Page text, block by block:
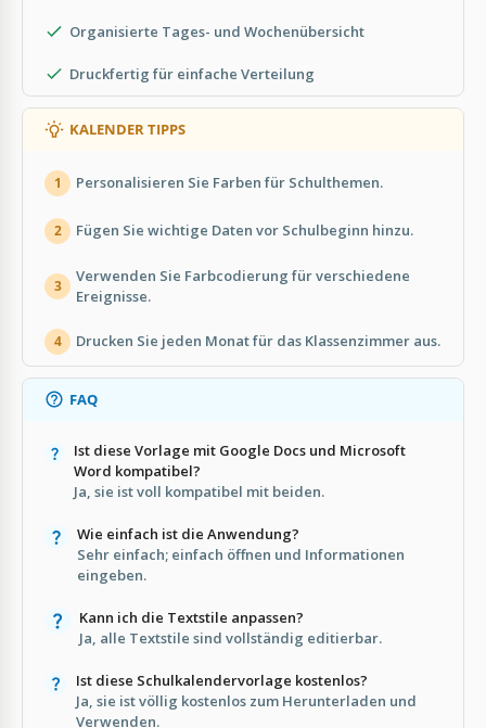
Organisierte Tages- und Wochenübersicht
Druckfertig für einfache Verteilung
KALENDER TIPPS
1 Personalisieren Sie Farben für Schulthemen.
2 Fügen Sie wichtige Daten vor Schulbeginn hinzu.
3
Verwenden Sie Farbcodierung für verschiedene
Ereignisse.
4 Drucken Sie jeden Monat für das Klassenzimmer aus.
FAQ
Ist diese Vorlage mit Google Docs und Microsoft
Word kompatibel?
Ja, sie ist voll kompatibel mit beiden.
Wie einfach ist die Anwendung?
Sehr einfach; einfach öffnen und Informationen
eingeben.
Kann ich die Textstile anpassen?
Ja, alle Textstile sind vollständig editierbar.
Ist diese Schulkalendervorlage kostenlos?
Ja, sie ist völlig kostenlos zum Herunterladen und
Verwenden.